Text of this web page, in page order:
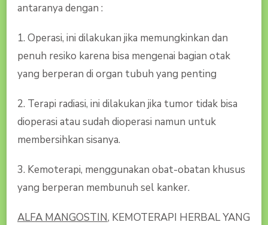
antaranya dengan :
1. Operasi, ini dilakukan jika memungkinkan dan
penuh resiko karena bisa mengenai bagian otak
yang berperan di organ tubuh yang penting
2. Terapi radiasi, ini dilakukan jika tumor tidak bisa
dioperasi atau sudah dioperasi namun untuk
membersihkan sisanya.
3. Kemoterapi, menggunakan obat-obatan khusus
yang berperan membunuh sel kanker.
ALFA MANGOSTIN, KEMOTERAPI HERBAL YANG